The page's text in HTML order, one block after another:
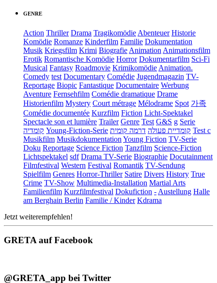
GENRE
Action Thriller Drama Tragikomödie Abenteuer Historie
Komödie Romanze Kinderfilm Familie Dokumentation
Musik Kriegsfilm Krimi Biografie Animation Animationsfilm
Erotik Romantische Komödie Horror Dokumentarfilm Sci-Fi
Musical Fantasy Roadmovie Krimikomödie Animation.
Comedy test Documentary Comédie Jugendmagazin TV-
Reportage Biopic Fantastique Documentaire Werbung
Aventure Fernsehfilm Comédie dramatique Drame
Historienfilm Mystery Court métrage Mélodrame Spot 가족
Comédie documentée Kurzfilm Fiction Licht-Spektakel
Spectacle son et lumière Trailer Genre Test G&S g Serie
קומדיה Young-Fiction-Serie קומדיית פעולה דרמה קומית
Test c
Musikfilm Musikdokumentation Young Fiction TV-Serie
Doku Reportage Science Fiction Tanzfilm Science-Fiction
Lichtspektakel sdf Drama TV-Serie Biographie Docutainment
Filmfestival Western Festival Romantik TV-Sendung
Spielfilm Genres Horror-Thriller Satire Divers History True
Crime TV-Show Multimedia-Installation Martial Arts
Familienfilm Kurzfilmfestival Dokufiction - Austellung Halle
am Berghain Berlin Familie / Kinder Kdrama
Jetzt weiterempfehlen!
GRETA auf Facebook
@GRETA_app bei Twitter